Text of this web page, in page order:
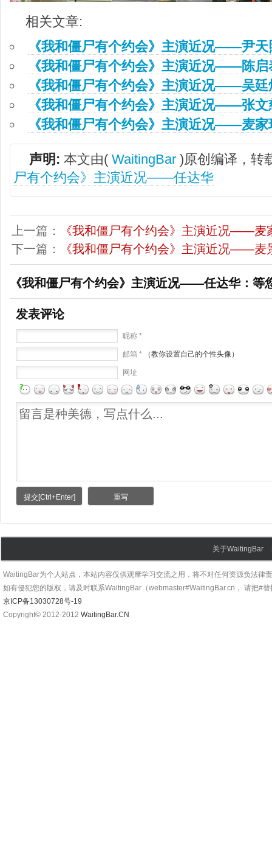
相关文章:
《我和僵尸有个约会》主演近况——尹天
《我和僵尸有个约会》主演近况——陈启
《我和僵尸有个约会》主演近况——吴廷
《我和僵尸有个约会》主演近况——张文
《我和僵尸有个约会》主演近况——麦家
声明: 本文由( WaitingBar )原创编译，转
尸有个约会》主演近况——任达华
上一篇：
《我和僵尸有个约会》主演近况——麦
下一篇：
《我和僵尸有个约会》主演近况——麦
《我和僵尸有个约会》主演近况——任达华：等
发表评论
昵称 *
邮箱 * （教你设置自己的个性头像）
网址
关于WaitingBar
WaitingBar为个人站点，本站内容仅供观摩学习交流之用，将不对任何资源负法律
如有侵犯您的版权，请及时联系WaitingBar（webmaster#WaitingBar.cn， 请把#
京ICP备13030728号-19
Copyright© 2012-2012 WaitingBar.CN